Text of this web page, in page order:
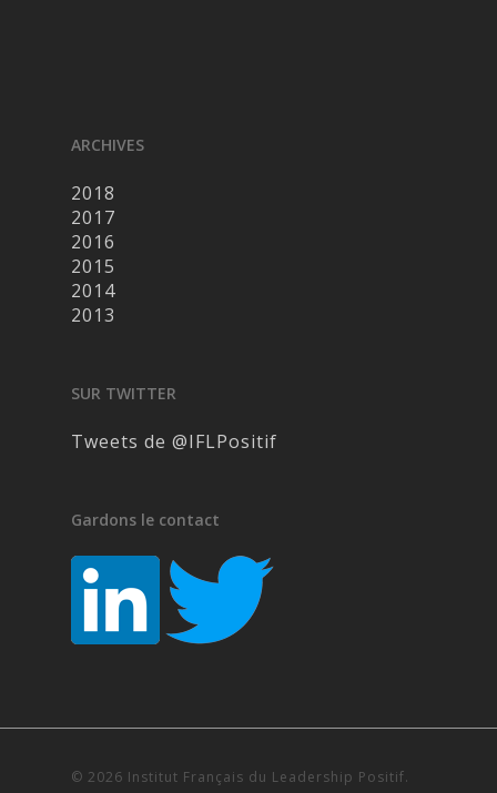
ARCHIVES
2018
2017
2016
2015
2014
2013
SUR TWITTER
Tweets de @IFLPositif
Gardons le contact
© 2026 Institut Français du Leadership Positif.